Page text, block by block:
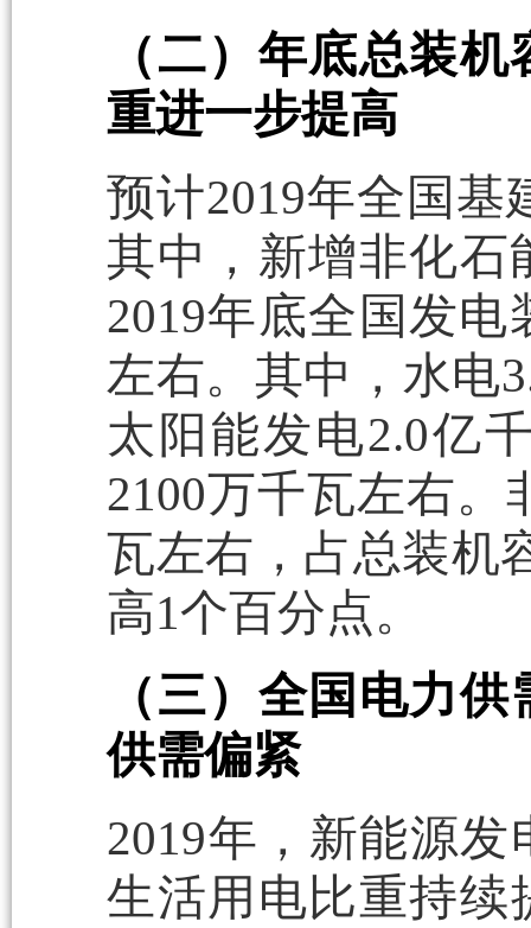
（二）年底总装
重进一步提高
预计2019年全国基
其中，新增非化石
2019年底全国发
左右。其中，水电
太阳能发电2.0亿
2100万千瓦左右
瓦左右，占总装机
高1个百分点。
（三）全国电力
供需偏紧
2019年，新能源
生活用电比重持续